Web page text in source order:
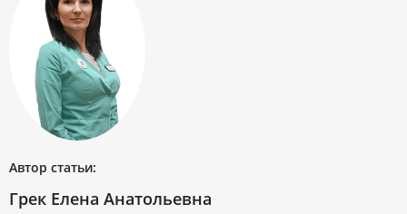
Автор статьи:
Грек Елена Анатольевна